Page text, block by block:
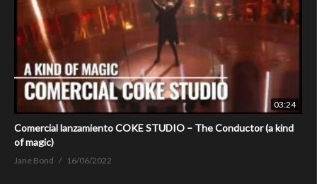
03:24
Comercial lanzamiento COKE STUDIO – The Conductor (a kind
of magic)
Jane Bond 16/06/2022